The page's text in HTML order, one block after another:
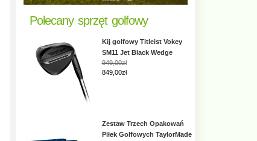
Polecany sprzęt golfowy
Kij golfowy Titleist Vokey
SM11 Jet Black Wedge
949,00zł
849,00zł
Zestaw Trzech Opakowań
Piłek Golfowych TaylorMade